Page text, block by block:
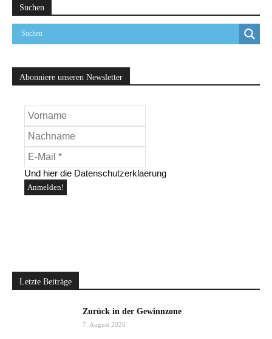
Suchen
Abonniere unseren Newsletter
Und hier die Datenschutzerklaerung
Letzte Beiträge
Zurück in der Gewinnzone
7. August 2026